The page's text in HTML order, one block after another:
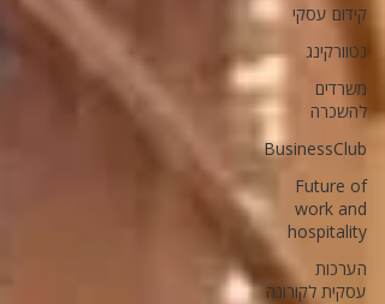
קידום עסקי
נטוורקינג
משרדים
להשכרה
BusinessClub
Future of
work and
hospitality
הערכות
עסקית לקורונה